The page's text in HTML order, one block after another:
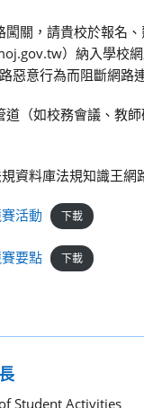
闖關，請貴校於報名
）納入學校
惡意行為而阻斷網路
道（如校務會議、教
資料庫法規知識王
活動 下載
要點 下載
Student Activities